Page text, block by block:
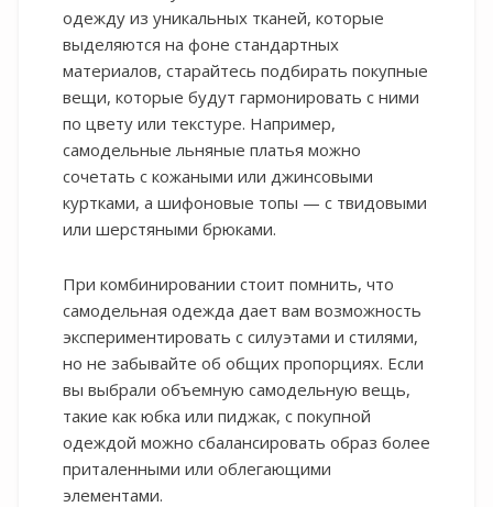
одежду из уникальных тканей, которые
выделяются на фоне стандартных
материалов, старайтесь подбирать покупные
вещи, которые будут гармонировать с ними
по цвету или текстуре. Например,
самодельные льняные платья можно
сочетать с кожаными или джинсовыми
куртками, а шифоновые топы — с твидовыми
или шерстяными брюками.
При комбинировании стоит помнить, что
самодельная одежда дает вам возможность
экспериментировать с силуэтами и стилями,
но не забывайте об общих пропорциях. Если
вы выбрали объемную самодельную вещь,
такие как юбка или пиджак, с покупной
одеждой можно сбалансировать образ более
приталенными или облегающими
элементами.